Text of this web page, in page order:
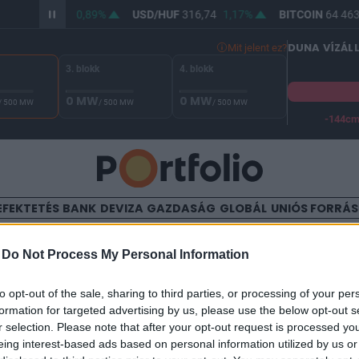
Do Not Process My Personal Information
opt-out of the sale, sharing to third parties, or processing of your
for targeted advertising by us, please use the below opt-out
selection. Please note that after your opt-out request is processed
interest-based ads based on personal information utilized by us
364,93 0,89% USD/HUF316,74 1,17% BITCOIN64
Mit jelent ez?
/ 500 MW
3. blokk
0 MW/ 500 MW
4. blokk
0 MW/ 500 MW
DUNA
-144cm
BANK DEVIZA GAZDASÁG GLOBÁL UNIÓS
a hagyományos
bankok az USA-ban